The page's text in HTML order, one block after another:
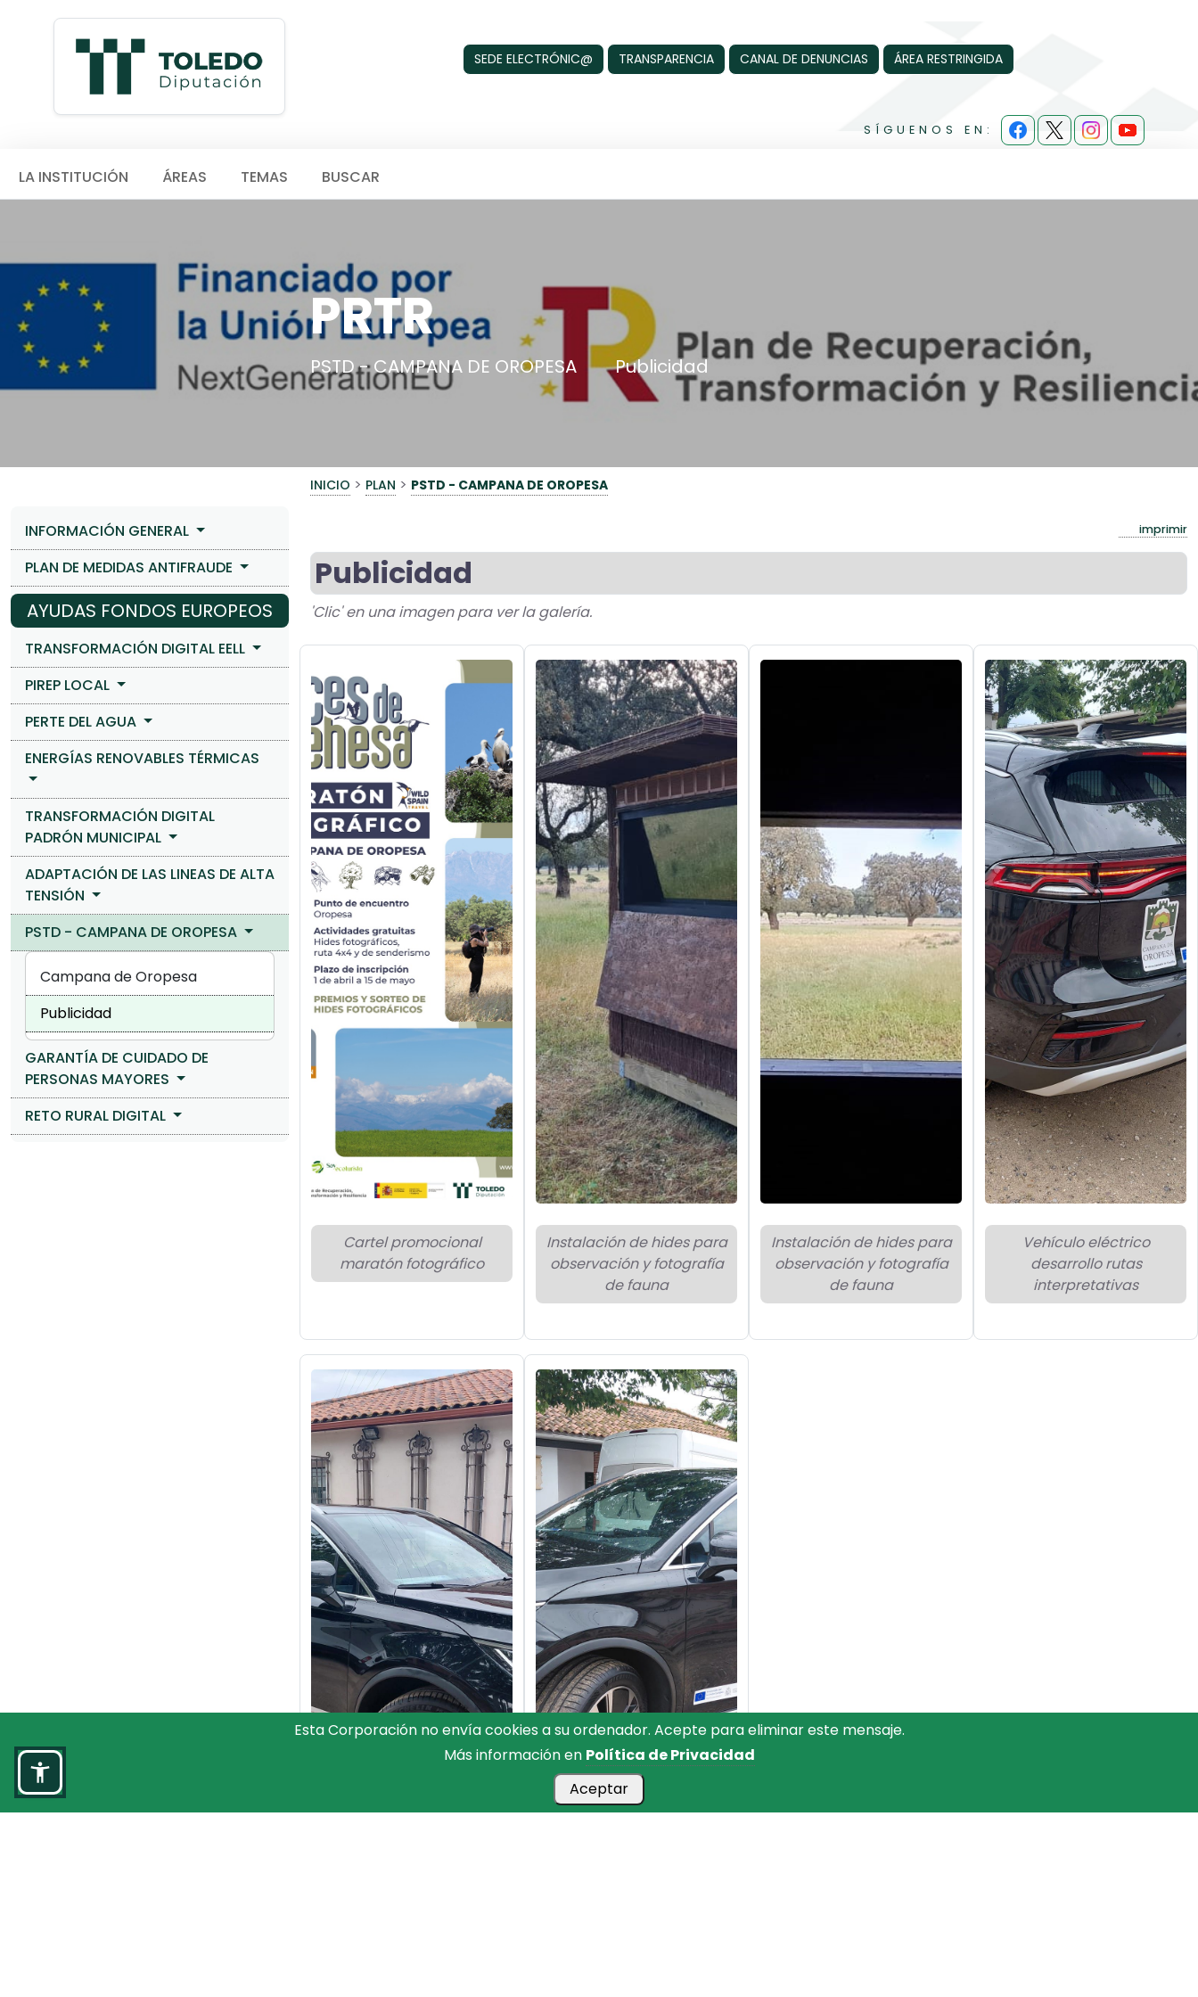
SEDE ELECTRÓNIC@ TRANSPARENCIA CANAL DE DENUNCIAS ÁREA RESTRINGIDA
SÍGUENOS EN:
LA INSTITUCIÓN ÁREAS TEMAS BUSCAR
Esta Corporación no envía cookies a su ordenador. Acepte para eliminar este mensaje.
Más información en Política de Privacidad
Aceptar
PRTR
PSTD - CAMPANA DE OROPESA Publicidad
INICIO > PLAN > PSTD - CAMPANA DE OROPESA
INFORMACIÓN GENERAL
PLAN DE MEDIDAS ANTIFRAUDE
AYUDAS FONDOS EUROPEOS
TRANSFORMACIÓN DIGITAL EELL
PIREP LOCAL
PERTE DEL AGUA
ENERGÍAS RENOVABLES TÉRMICAS
TRANSFORMACIÓN DIGITAL
PADRÓN MUNICIPAL
ADAPTACIÓN DE LAS LINEAS DE ALTA
TENSIÓN
PSTD - CAMPANA DE OROPESA
Campana de Oropesa
Publicidad
GARANTÍA DE CUIDADO DE
PERSONAS MAYORES
RETO RURAL DIGITAL
imprimir
Publicidad
'Clic' en una imagen para ver la galería.
Cartel promocional
maratón fotográfico
Instalación de hides para
observación y fotografía
de fauna
Instalación de hides para
observación y fotografía
de fauna
Vehículo eléctrico
desarrollo rutas
interpretativas